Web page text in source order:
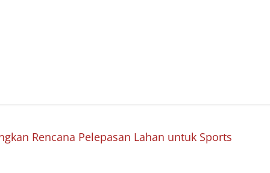
Rencana Pelepasan Lahan untuk Sports